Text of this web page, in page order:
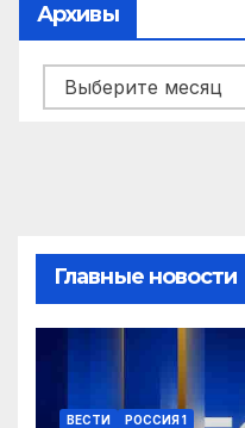
Архивы
Архивы
Главные новости
ВЕСТИ РОССИЯ 1